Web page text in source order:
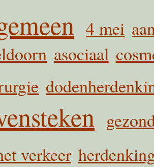
4 mei
asociaal
verkeer